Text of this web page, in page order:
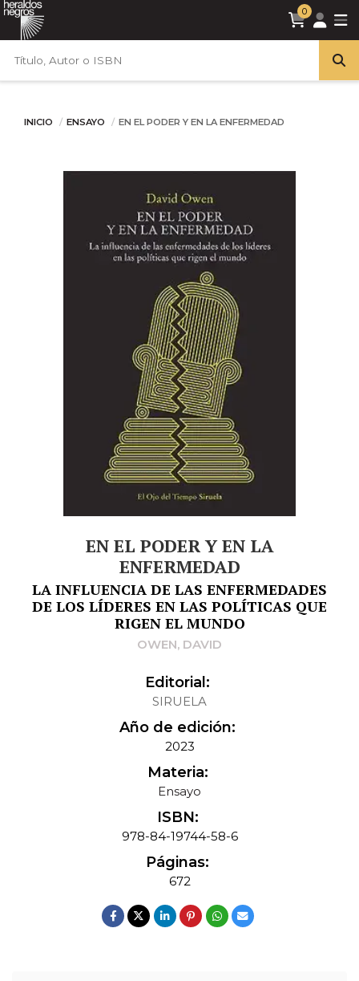
0
INICIO ENSAYO EN EL PODER Y EN LA ENFERMEDAD
EN EL PODER Y EN LA
ENFERMEDAD
LA INFLUENCIA DE LAS ENFERMEDADES
DE LOS LÍDERES EN LAS POLÍTICAS QUE
RIGEN EL MUNDO
OWEN, DAVID
Editorial:
SIRUELA
Año de edición:
2023
Materia:
Ensayo
ISBN:
978-84-19744-58-6
Páginas:
672